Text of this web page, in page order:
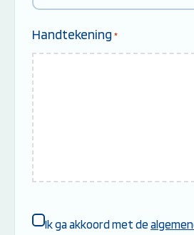
Handtekening *
Algemene
Ik ga akkoord met de